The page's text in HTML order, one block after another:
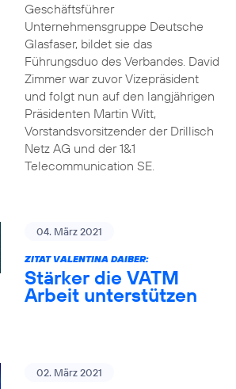
Geschäftsführer
Unternehmensgruppe Deutsche
Glasfaser, bildet sie das
Führungsduo des Verbandes. David
Zimmer war zuvor Vizepräsident
und folgt nun auf den langjährigen
Präsidenten Martin Witt,
Vorstandsvorsitzender der Drillisch
Netz AG und der 1&1
Telecommunication SE.
04. März 2021
ZITAT VALENTINA DAIBER:
Stärker die VATM
Arbeit unterstützen
02. März 2021